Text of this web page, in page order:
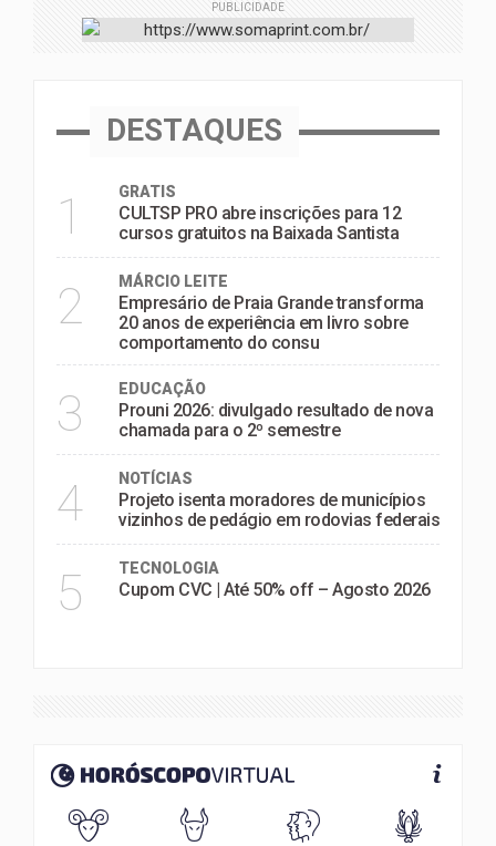
PUBLICIDADE
DESTAQUES
1 GRATIS
CULTSP PRO abre inscrições para 12
cursos gratuitos na Baixada Santista
2 MÁRCIO LEITE
Empresário de Praia Grande transforma
20 anos de experiência em livro sobre
comportamento do consu
3 EDUCAÇÃO
Prouni 2026: divulgado resultado de nova
chamada para o 2º semestre
4 NOTÍCIAS
Projeto isenta moradores de municípios
vizinhos de pedágio em rodovias federais
5 TECNOLOGIA
Cupom CVC | Até 50% off – Agosto 2026